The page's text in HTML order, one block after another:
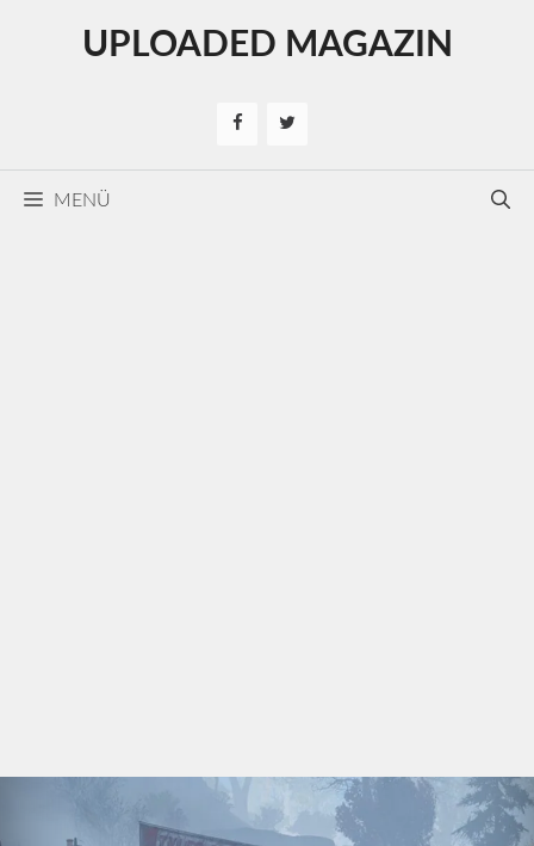
UPLOADED MAGAZIN
MENÜ